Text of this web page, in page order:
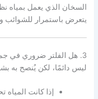
السخان الذي يعمل بمياه
يتعرض باستمرار للشوائب
3. هل الفلتر ضروري في جميع الحالات؟
ليس دائمًا، لكن يُنصح به
إذا كانت